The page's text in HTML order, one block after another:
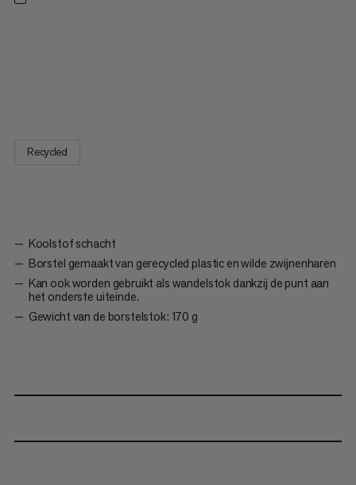
Recycled
Koolstof schacht
Borstel gemaakt van gerecycled plastic en wilde zwijnenharen
Kan ook worden gebruikt als wandelstok dankzij de punt aan
het onderste uiteinde.
Gewicht van de borstelstok: 170 g